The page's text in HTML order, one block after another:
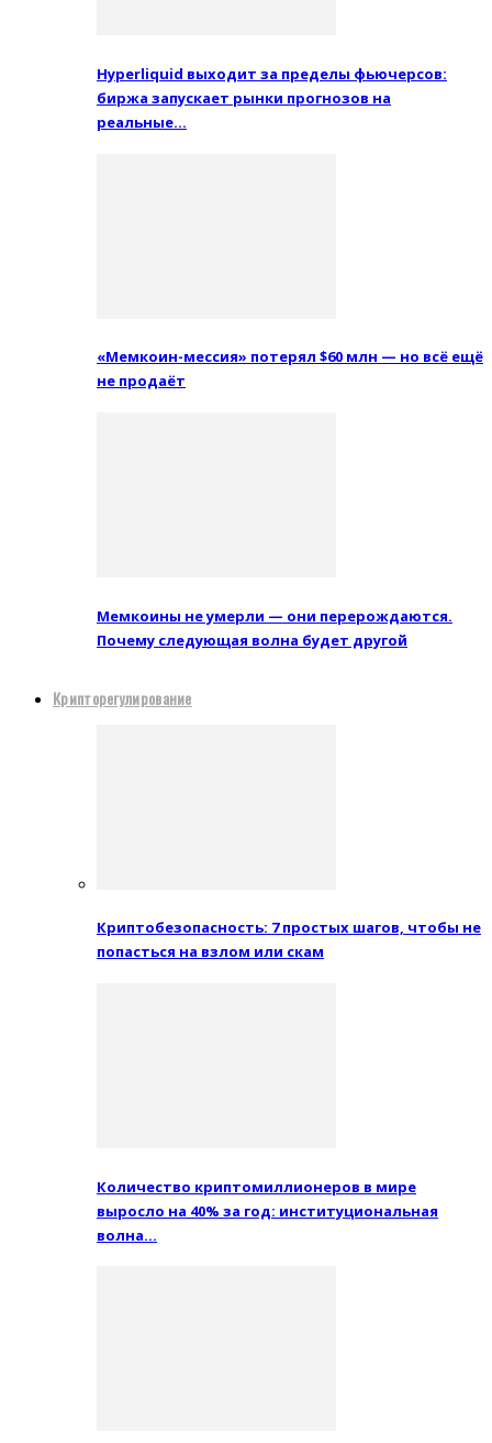
Hyperliquid выходит за пределы фьючерсов:
биржа запускает рынки прогнозов на
реальные…
«Мемкоин-мессия» потерял $60 млн — но всё ещё
не продаёт
Мемкоины не умерли — они перерождаются.
Почему следующая волна будет другой
Крипторегулирование
Криптобезопасность: 7 простых шагов, чтобы не
попасться на взлом или скам
Количество криптомиллионеров в мире
выросло на 40% за год: институциональная
волна…